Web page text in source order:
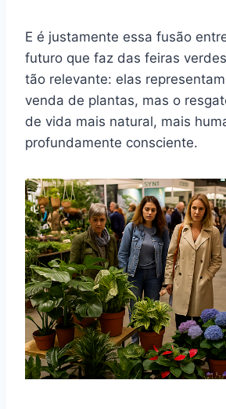
E é justamente essa fusão
futuro que faz das feiras
tão relevante: elas
venda de plantas, mas o
de vida mais natural, mais
profundamente consciente.